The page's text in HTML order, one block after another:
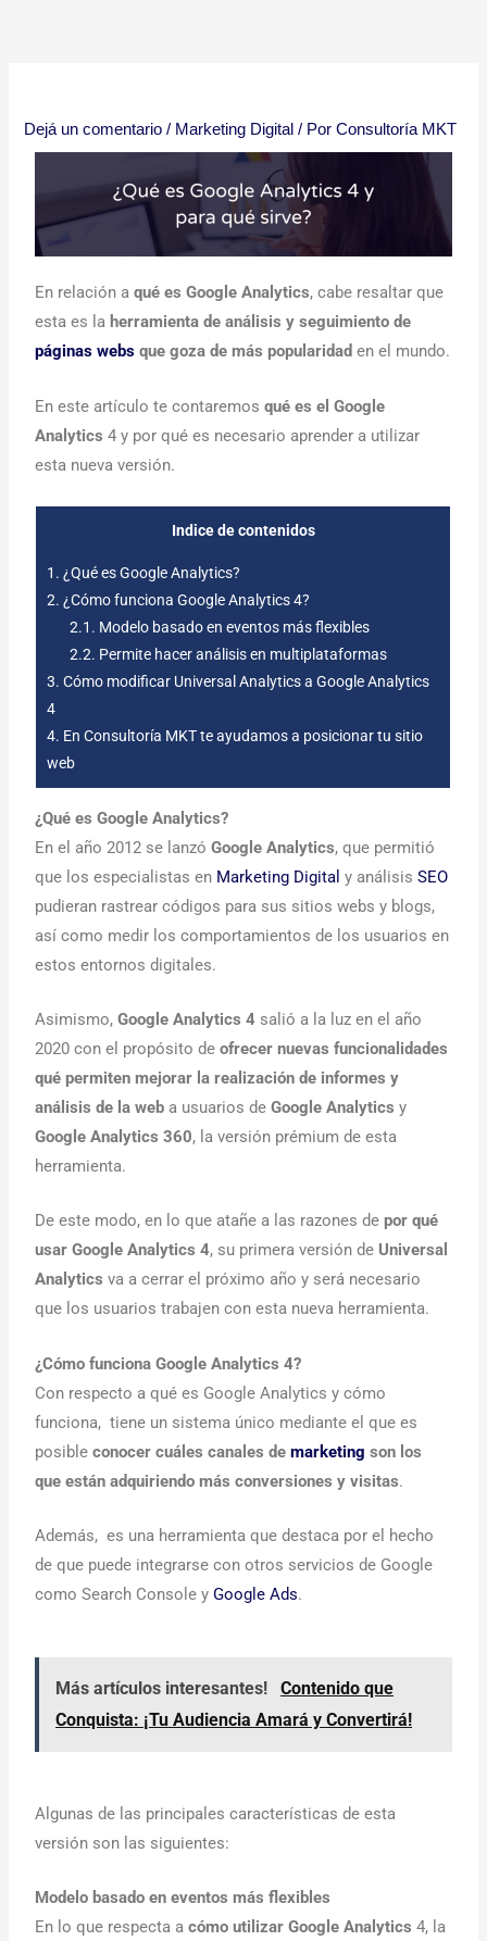
Dejá un comentario / Marketing Digital / PorConsultoría MKT
En relación aqué es Google Analytics, cabe resaltar que
esta es la herramienta de análisis y seguimiento de
páginas webs que goza de más popularidad en el mundo.
En este artículo te contaremosqué es el Google
Analytics 4 y por qué es necesario aprender a utilizar
esta nueva versión.
Indice de contenidos
1. ¿Qué es Google Analytics?
2. ¿Cómo funciona Google Analytics 4?
2.1. Modelo basado en eventos más flexibles
2.2. Permite hacer análisis en multiplataformas
3. Cómo modificar Universal Analytics a Google Analytics
4
4. En Consultoría MKT te ayudamos a posicionar tu sitio
web
¿Qué es Google Analytics?
En el año 2012 se lanzóGoogle Analytics, que permitió
que los especialistas en Marketing Digital y análisisSEO
pudieran rastrear códigos para sus sitios webs y blogs,
así como medir los comportamientos de los usuarios en
estos entornos digitales.
Asimismo,Google Analytics 4 salió a la luz en el año
2020 con el propósito deofrecer nuevas funcionalidades
qué permiten mejorar la realización de informes y
análisis de la web a usuarios deGoogle Analytics y
Google Analytics 360, la versión prémium de esta
herramienta.
De este modo, en lo que atañe a las razones depor qué
usar Google Analytics 4, su primera versión de Universal
Analytics va a cerrar el próximo año y será necesario
que los usuarios trabajen con esta nueva herramienta.
¿Cómo funciona Google Analytics 4?
Con respecto a qué es Google Analytics y cómo
funciona, tiene un sistema único mediante el que es
posibleconocer cuáles canales demarketing son los
que están adquiriendo más conversiones y visitas.
Además, es una herramienta que destaca por el hecho
de que puede integrarse con otros servicios de Google
como Search Console yGoogle Ads.
Más artículos interesantes!
Contenido que
Conquista: ¡Tu Audiencia Amará y Convertirá!
Algunas de las principales características de esta
versión son las siguientes:
Modelo basado en eventos más flexibles
En lo que respecta acómo utilizar Google Analytics4, la